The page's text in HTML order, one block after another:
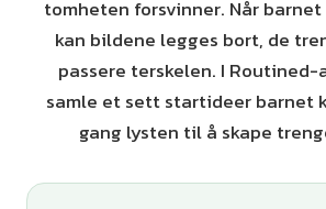
tomheten forsvinner. Når
kan bildene legges bort, de
passere terskelen. I Routined-
samle et sett startideer barnet
gang lysten til å skape